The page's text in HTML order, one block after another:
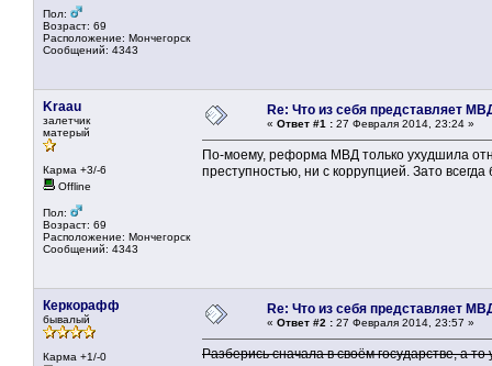
Пол:
Возраст: 69
Расположение: Мончегорск
Сообщений: 4343
Kraau
залетчик
матерый
Карма +3/-6
Offline
Пол:
Возраст: 69
Расположение: Мончегорск
Сообщений: 4343
Re: Что из себя представляет
« Ответ #1 : 27 Февраля 2014, 23:24 »
По-моему, реформа МВД только ухудшила
преступностью, ни с коррупцией. Зато всегда
Керкорафф
бывалый
Карма +1/-0
Re: Что из себя представляет
« Ответ #2 : 27 Февраля 2014, 23:57 »
Разберись сначала в своём государстве, а